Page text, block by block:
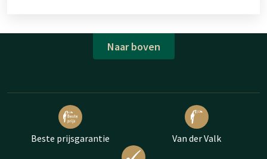
Naar boven
Beste prijsgarantie Van der Valk